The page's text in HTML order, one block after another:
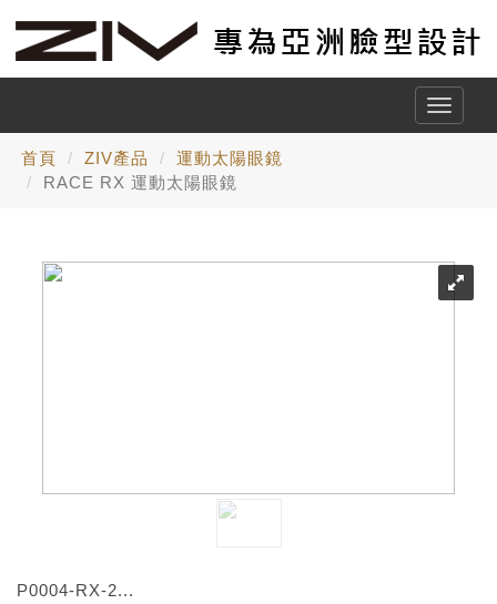
Toggle
首頁 ZIV產品
運動太陽眼鏡
RACE RX 運動太陽眼鏡
P0004-RX-2...